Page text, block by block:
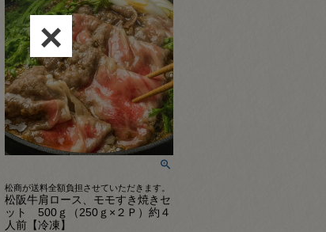
松商が送料全額負担させていただきます。
松阪牛肩ロース、モモすき焼きセ
ット 500ｇ（250ｇ×２Ｐ）約４
人前【冷凍】
×